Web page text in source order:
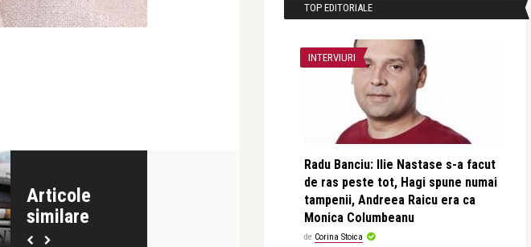
Articole
similare
revistatango.ro Marea Dragoste
Tine la silueta: Sarkozy a interzis
revistatango.ro Marea Dragoste
Sambata alba a democratiei – Mii de
PERSONALITATI
TOP EDITORIALE
INTERVIURI
Radu Banciu: Ilie Nastase s-a facut
de ras peste tot, Hagi spune numai
tampenii, Andreea Raicu era ca
Monica Columbeanu
de Corina Stoica